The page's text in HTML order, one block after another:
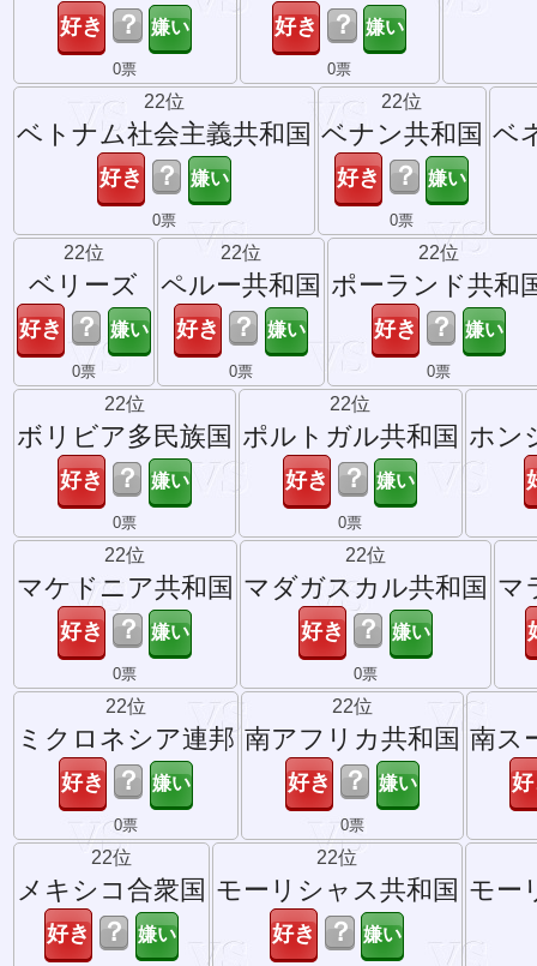
？
0票
？
0票
22位
ベトナム社会主義共和国
？
0票
22位
ベナン共和国
？
0票
ベ
22位
ベリーズ
？
0票
22位
ペルー共和国
？
0票
22位
ポーランド共和
？
0票
22位
ボリビア多民族国
？
0票
22位
ポルトガル共和国
？
0票
ホン
22位
マケドニア共和国
？
0票
22位
マダガスカル共和国
？
0票
マ
22位
ミクロネシア連邦
？
0票
22位
南アフリカ共和国
？
0票
南ス
22位
メキシコ合衆国
？
22位
モーリシャス共和国
？
モー